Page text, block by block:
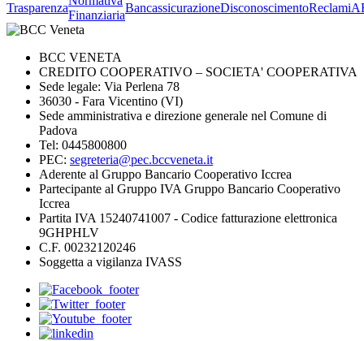
Trasparenza
Finanziaria
BancassicurazioneDisconoscimentoReclami
BCC VENETA
CREDITO COOPERATIVO – SOCIETA' COOPERATIVA
Sede legale: Via Perlena 78
36030 - Fara Vicentino (VI)
Sede amministrativa e direzione generale nel Comune di
Padova
Tel: 0445800800
PEC: segreteria@pec.bccveneta.it
Aderente al Gruppo Bancario Cooperativo Iccrea
Partecipante al Gruppo IVA Gruppo Bancario Cooperativo
Iccrea
Partita IVA 15240741007 - Codice fatturazione elettronica
9GHPHLV
C.F. 00232120246
Soggetta a vigilanza IVASS